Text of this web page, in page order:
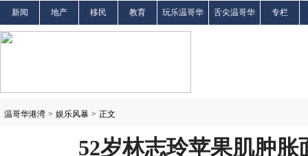
新闻 地产 移民 教育 玩乐温哥华 舌尖温哥华 专栏
温哥华港湾 > 娱乐风暴 > 正文
52岁林志玲苹果肌肿胀